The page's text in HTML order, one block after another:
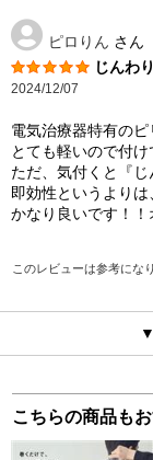
ピロりん さん
じんわ
2024/12/07
電気治療器特有のピ
とても軽いので付
ただ、気付くと『じ
即効性というよりは
かなり良いです！！
このレビューは参考にな
こちらの商品も